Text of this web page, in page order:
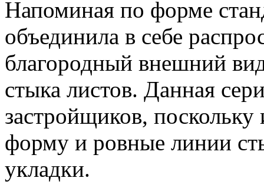
Напоминая по форме
объединила в себе
благородный внешний
стыка листов. Данная
застройщиков,
форму и ровные линии
укладки.